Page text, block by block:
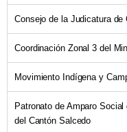
Consejo de la Judicatura de
Coordinación Zonal 3 del
Movimiento Indígena y
Patronato de Amparo
del Cantón Salcedo